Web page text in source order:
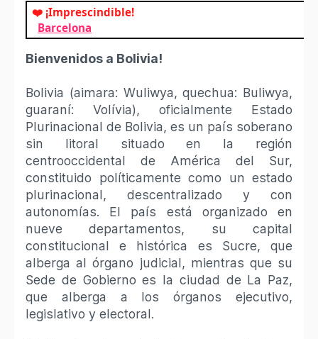
❤️ ¡Imprescindible!
Barcelona
Bienvenidos a Bolivia!
Bolivia (aimara: Wuliwya, quechua: Buliwya,
guaraní: Volívia), oficialmente Estado
Plurinacional de Bolivia,​​ es un país soberano
sin litoral situado en la región
centrooccidental de América del Sur,
constituido políticamente como un estado
plurinacional, descentralizado y con
autonomías. El país está organizado en
nueve departamentos, su capital
constitucional e histórica es Sucre,​ que
alberga al órgano judicial, mientras que su
Sede de Gobierno es la ciudad de La Paz,
que alberga a los órganos ejecutivo,
legislativo y electoral.